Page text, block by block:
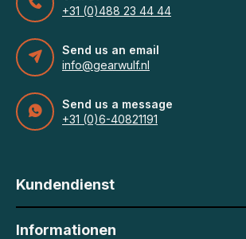
+31 (0)488 23 44 44
Send us an email
info@gearwulf.nl
Send us a message
+31 (0)6-40821191
Kundendienst
Informationen